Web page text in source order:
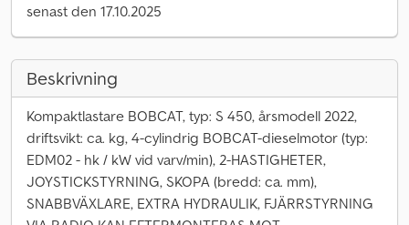
senast den 17.10.2025
Beskrivning
Kompaktlastare BOBCAT, typ: S 450, årsmodell 2022,
driftsvikt: ca. kg, 4-cylindrig BOBCAT-dieselmotor (typ:
EDM02 - hk / kW vid varv/min), 2-HASTIGHETER,
JOYSTICKSTYRNING, SKOPA (bredd: ca. mm),
SNABBVÄXLARE, EXTRA HYDRAULIK, FJÄRRSTYRNING